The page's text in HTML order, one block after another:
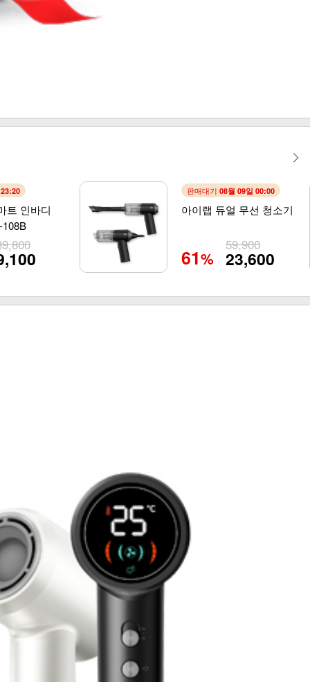
트 인바디
판매대기 08월 09일 00:00
아이랩 듀얼 무선 청소기
61%
59,900
23,600